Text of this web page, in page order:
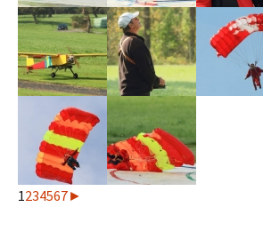
1234567►